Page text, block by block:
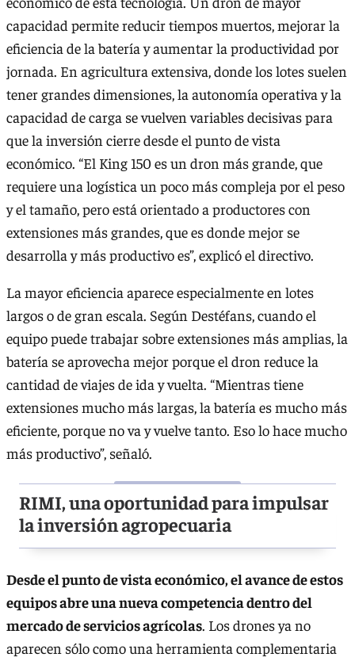
capacidad permite reducir tiempos muertos, mejorar la
eficiencia de la batería y aumentar la productividad por
jornada. En agricultura extensiva, donde los lotes suelen
tener grandes dimensiones, la autonomía operativa y la
capacidad de carga se vuelven variables decisivas para
que la inversión cierre desde el punto de vista
económico. “El King 150 es un dron más grande, que
requiere una logística un poco más compleja por el peso
y el tamaño, pero está orientado a productores con
extensiones más grandes, que es donde mejor se
desarrolla y más productivo es”, explicó el directivo.
La mayor eficiencia aparece especialmente en lotes
largos o de gran escala. Según Destéfans, cuando el
equipo puede trabajar sobre extensiones más amplias, la
batería se aprovecha mejor porque el dron reduce la
cantidad de viajes de ida y vuelta. “Mientras tiene
extensiones mucho más largas, la batería es mucho más
eficiente, porque no va y vuelve tanto. Eso lo hace mucho
más productivo”, señaló.
RIMI, una oportunidad para impulsar
la inversión agropecuaria
Desde el punto de vista económico, el avance de estos
equipos abre una nueva competencia dentro del
mercado de servicios agrícolas. Los drones ya no
aparecen sólo como una herramienta complementaria